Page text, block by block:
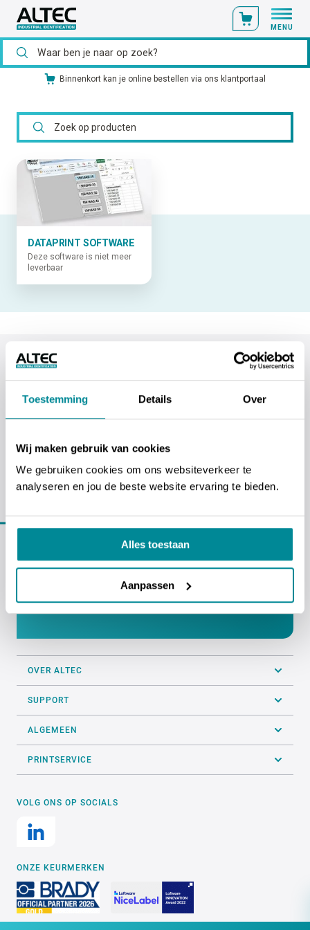
Toestemming Details Over
Wij maken gebruik van cookies
We gebruiken cookies om ons websiteverkeer te
analyseren en jou de beste website ervaring te bieden.
Alles toestaan
Aanpassen
MENU
Binnenkort kan je online bestellen via ons klantportaal
DATAPRINT SOFTWARE
Deze software is niet meer
leverbaar
ALTEC industrial identification NV
Erasmuslaan 11 - 1804 Eppegem - Cargovil
OVER ALTEC
SUPPORT
ALGEMEEN
PRINTSERVICE
VOLG ONS OP SOCIALS
ONZE KEURMERKEN